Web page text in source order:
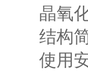
晶氧
结构
使用